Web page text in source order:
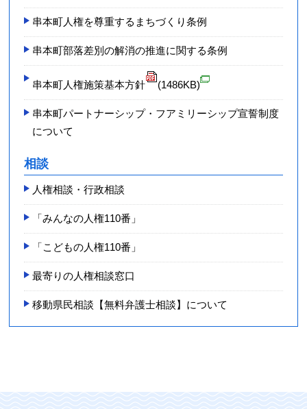
串本町人権を尊重するまちづくり条例
串本町部落差別の解消の推進に関する条例
串本町人権施策基本方針 (1486KB)
串本町パートナーシップ・フアミリーシップ宣誓制度
について
相談
人権相談・行政相談
「みんなの人権110番」
「こどもの人権110番」
最寄りの人権相談窓口
移動県民相談【無料弁護士相談】について